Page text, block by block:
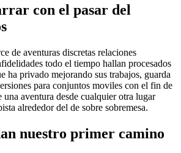
con el pasar del
de aventuras discretas relaciones
todo el tiempo hallan procesados
ha privado mejorando sus trabajos, guarda
para conjuntos moviles con el fin de
una aventura desde cualquier otra lugar
alrededor del de sobre sobremesa.
nuestro primer camino